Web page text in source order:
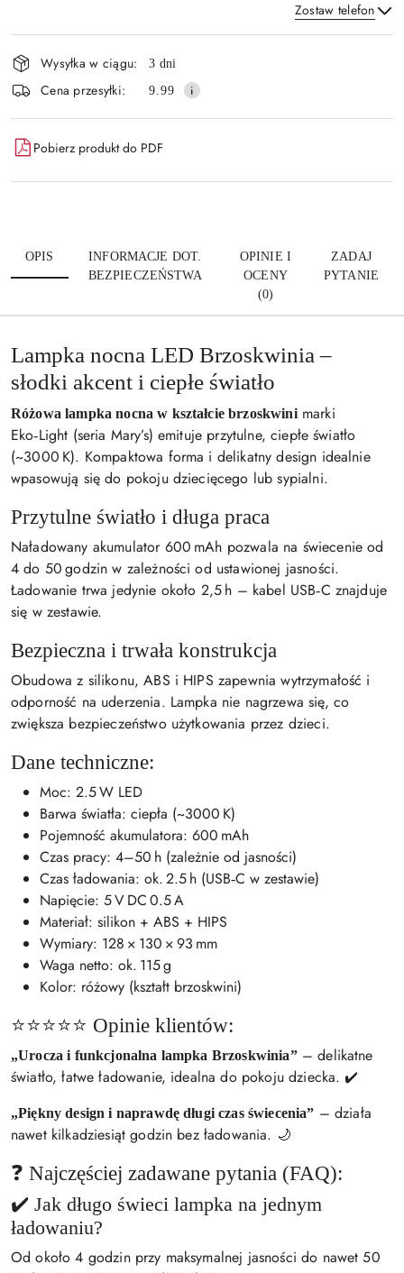
Zostaw telefon
Wyślij
i
dostawa
Wysyłka w ciągu: 3 dni
Cena przesyłki: 9.99
Pobierz produkt do PDF
OPIS
INFORMACJE DOT.
BEZPIECZEŃSTWA
OPINIE I
OCENY
(0)
ZADAJ
PYTANIE
Lampka nocna LED Brzoskwinia –
słodki akcent i ciepłe światło
Różowa lampka nocna w kształcie brzoskwinimarki
Eko‑Light (seria Mary’s) emituje przytulne, ciepłe światło
(~3000 K). Kompaktowa forma i delikatny design idealnie
wpasowują się do pokoju dziecięcego lub sypialni.
Przytulne światło i długa praca
Naładowany akumulator 600 mAh pozwala na świecenie od
4 do 50 godzin w zależności od ustawionej jasności.
Ładowanie trwa jedynie około 2,5 h – kabel USB‑C znajduje
się w zestawie.
Bezpieczna i trwała konstrukcja
Obudowa z silikonu, ABS i HIPS zapewnia wytrzymałość i
odporność na uderzenia. Lampka nie nagrzewa się, co
zwiększa bezpieczeństwo użytkowania przez dzieci.
Dane techniczne:
Moc: 2.5 W LED
Barwa światła: ciepła (~3000 K)
Pojemność akumulatora: 600 mAh
Czas pracy: 4–50 h (zależnie od jasności)
Czas ładowania: ok. 2.5 h (USB‑C w zestawie)
Napięcie: 5 V DC 0.5 A
Materiał: silikon + ABS + HIPS
Wymiary: 128 × 130 × 93 mm
Waga netto: ok. 115 g
Kolor: różowy (kształt brzoskwini)
⭐⭐⭐⭐⭐ Opinie klientów:
„Urocza i funkcjonalna lampka Brzoskwinia”– delikatne
światło, łatwe ładowanie, idealna do pokoju dziecka. ✔️
„Piękny design i naprawdę długi czas świecenia” – działa
nawet kilkadziesiąt godzin bez ładowania. 🌙
❓ Najczęściej zadawane pytania (FAQ):
✔️ Jak długo świeci lampka na jednym
ładowaniu?
Od około 4 godzin przy maksymalnej jasności do nawet 50